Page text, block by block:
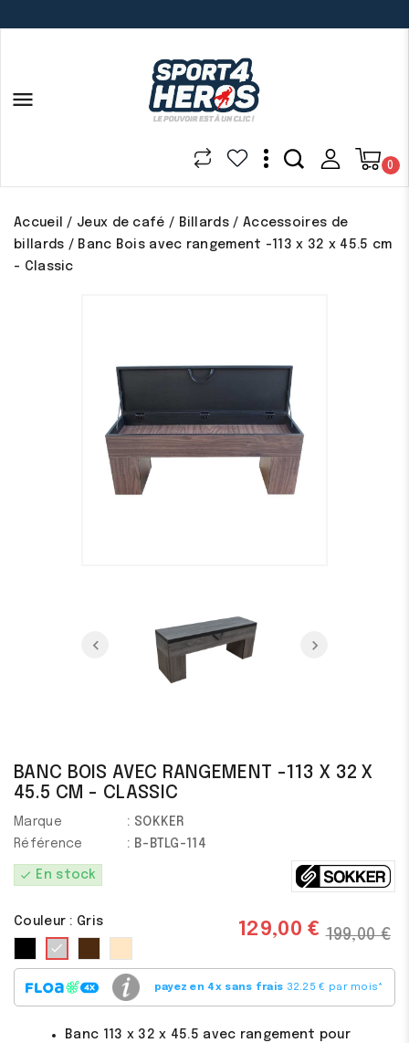

0
Accueil Jeux de café Billards
Accessoires de
billards
Banc Bois avec rangement -113 x 32 x 45.5 cm
- Classic
BANC BOIS AVEC RANGEMENT -113 X 32 X
45.5 CM - CLASSIC
Marque
: SOKKER
Référence
: B-BTLG-114
check En stock
Couleur : Gris
Noir Gris MarronBeige
129,00 € 199,00 €
payez en 4x sans frais 32.25 € par mois*
Banc 113 x 32 x 45.5 avec rangement pour